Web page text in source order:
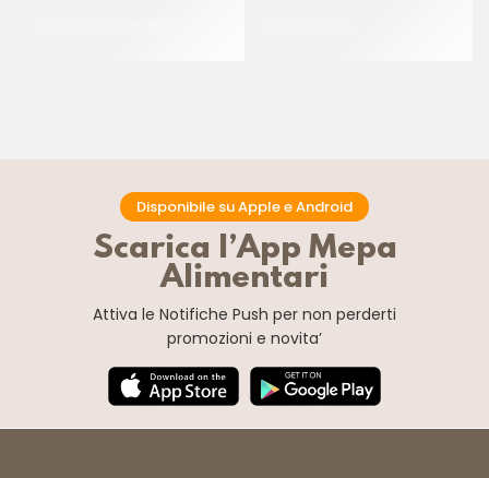
Disponibile su Apple e Android
Scarica l’App Mepa
Alimentari
Attiva le Notifiche Push per non perderti
promozioni e novita’